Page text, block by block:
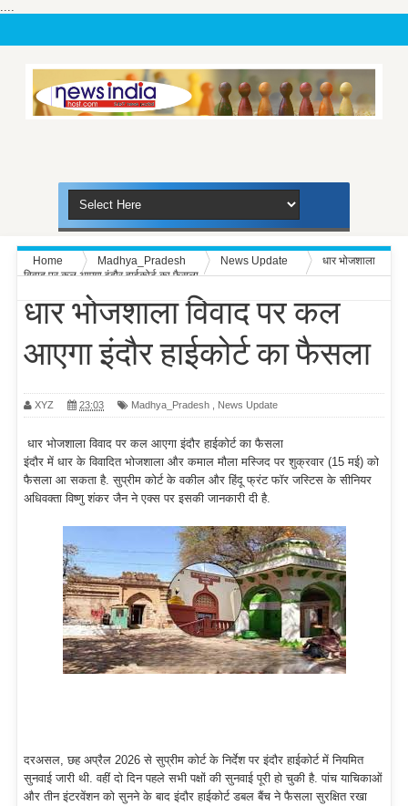
....
Home Madhya_Pradesh News Update
धार भोजशाला
विवाद पर कल आएगा इंदौर हाईकोर्ट का फैसला
धार भोजशाला विवाद पर कल
आएगा इंदौर हाईकोर्ट का फैसला
XYZ 23:03 Madhya_Pradesh News Update
धार भोजशाला विवाद पर कल आएगा इंदौर हाईकोर्ट का फैसला
इंदौर में धार के विवादित भोजशाला और कमाल मौला मस्जिद पर शुक्रवार (15 मई) को
फैसला आ सकता है. सुप्रीम कोर्ट के वकील और हिंदू फ्रंट फॉर जस्टिस के सीनियर
अधिवक्ता विष्णु शंकर जैन ने एक्स पर इसकी जानकारी दी है.
दरअसल, छह अप्रैल 2026 से सुप्रीम कोर्ट के निर्देश पर इंदौर हाईकोर्ट में नियमित
सुनवाई जारी थी. वहीं दो दिन पहले सभी पक्षों की सुनवाई पूरी हो चुकी है. पांच याचिकाओं
और तीन इंटरवेंशन को सुनने के बाद इंदौर हाईकोर्ट डबल बैंच ने फैसला सुरक्षित रखा